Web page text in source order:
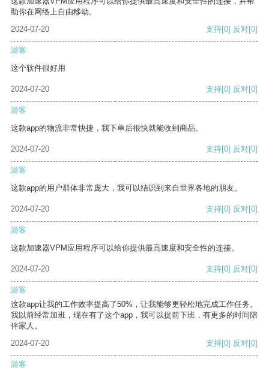
助你在网络上自由移动。
2024-07-20
支持[0] 反对[0]
游客
这个软件很好用
2024-07-20 支持[0] 反对[0]
游客
这款app的物流非常快捷，我下单后很快就能收到商品。
2024-07-20 支持[0] 反对[0]
游客
这款app的用户群体非常庞大，我可以结识到来自世界各地的朋友。
2024-07-20 支持[0] 反对[0]
游客
这款加速器VPM应用程序可以给你提供最高速度和安全性的连接。
2024-07-20 支持[0] 反对[0]
游客
这款app让我的工作效率提高了50%，让我能够更轻松地完成工作任务。
我以前经常加班，现在有了这个app，我可以提前下班，有更多的时间陪
伴家人。
2024-07-20
支持[0] 反对[0]
游客